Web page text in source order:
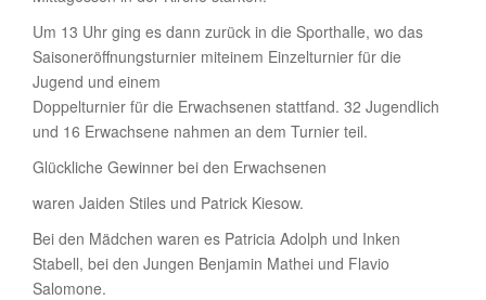
Um 13 Uhr ging es dann zurück in die Sporthalle, wo das
Saisoneröffnungsturnier miteinem Einzelturnier für die
Jugend und einem
Doppelturnier für die Erwachsenen stattfand. 32 Jugendlich
und 16 Erwachsene nahmen an dem Turnier teil.
Glückliche Gewinner bei den Erwachsenen
waren Jaiden Stiles und Patrick Kiesow.
Bei den Mädchen waren es Patricia Adolph und Inken
Stabell, bei den Jungen Benjamin Mathei und Flavio
Salomone.